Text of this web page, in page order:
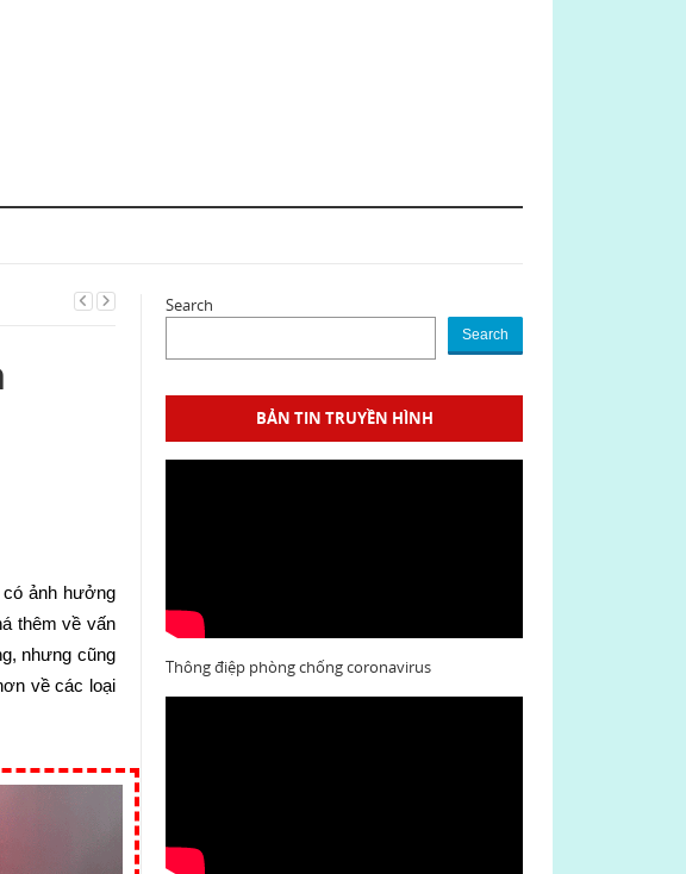
có ảnh hưởng
thêm về vấn
nhưng cũng
về các loại
Search
Search
BẢN TIN TRUYỀN HÌNH
Thông điệp phòng chống coronavirus